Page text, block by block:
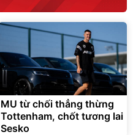
MU từ chối thẳng thừng
Tottenham, chốt tương lai
Sesko